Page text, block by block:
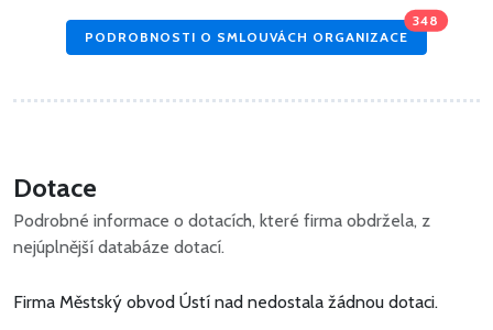
PODROBNOSTI O SMLOUVÁCH ORGANIZACE
348
Dotace
Podrobné informace o dotacích, které firma obdržela, z
nejúplnější databáze dotací.
Firma Městský obvod Ústí nad nedostala žádnou dotaci.